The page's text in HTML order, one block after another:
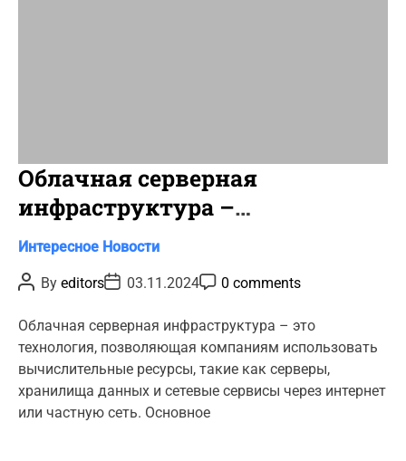
Облачная серверная
инфраструктура –
преимущества для
предприятий
C
t
g
o
r
i
e
Интересное Новости
P
o
t
A
u
t
h
o
r
By editorsP
o
t
D
a
t
e
03.11.2024P
o
t
o
m
e
n
0 comments
Облачная серверная инфраструктура – это
технология, позволяющая компаниям использовать
вычислительные ресурсы, такие как серверы,
хранилища данных и сетевые сервисы через интернет
или частную сеть. Основное